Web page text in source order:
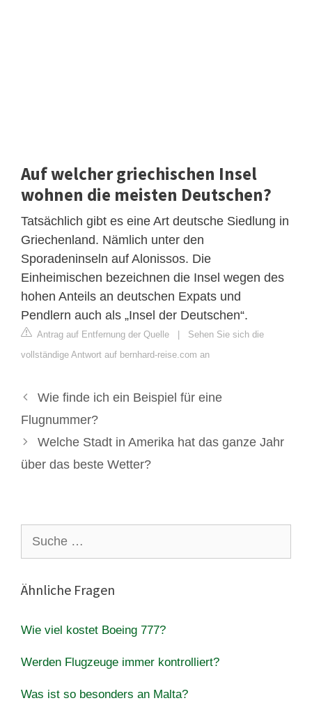
Auf welcher griechischen Insel
wohnen die meisten Deutschen?
Tatsächlich gibt es eine Art deutsche Siedlung in
Griechenland. Nämlich unter den
Sporadeninseln auf Alonissos. Die
Einheimischen bezeichnen die Insel wegen des
hohen Anteils an deutschen Expats und
Pendlern auch als „Insel der Deutschen“.
Antrag auf Entfernung der Quelle | Sehen Sie sich die
vollständige Antwort auf bernhard-reise.com an
Wie finde ich ein Beispiel für eine
Flugnummer?
Welche Stadt in Amerika hat das ganze Jahr
über das beste Wetter?
nach:
Ähnliche Fragen
Wie viel kostet Boeing 777?
Werden Flugzeuge immer kontrolliert?
Was ist so besonders an Malta?